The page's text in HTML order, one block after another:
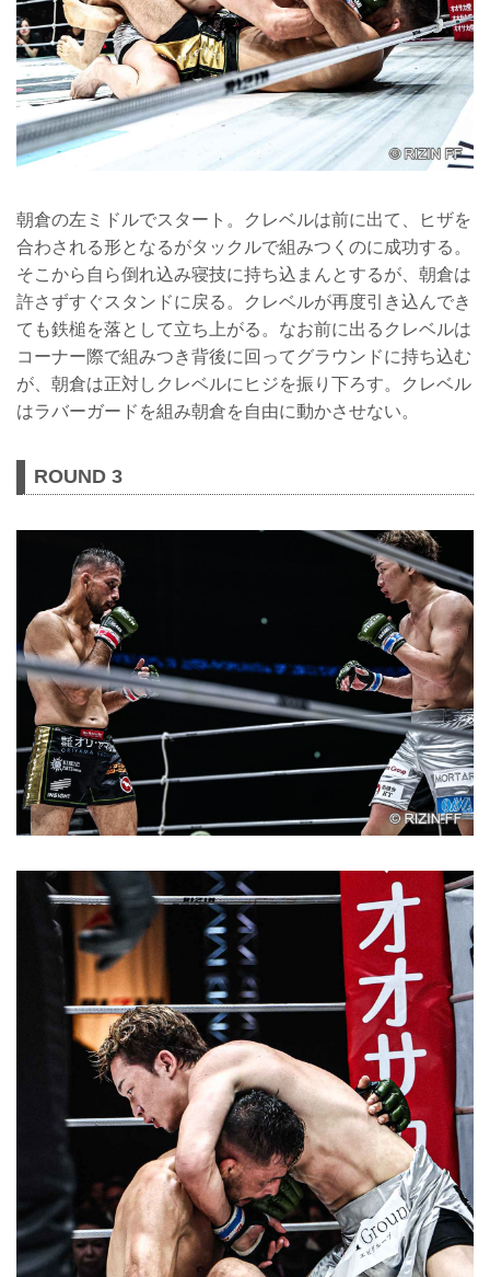
朝倉の左ミドルでスタート。クレベルは前に出て、ヒザを
合わされる形となるがタックルで組みつくのに成功する。
そこから自ら倒れ込み寝技に持ち込まんとするが、朝倉は
許さずすぐスタンドに戻る。クレベルが再度引き込んでき
ても鉄槌を落として立ち上がる。なお前に出るクレベルは
コーナー際で組みつき背後に回ってグラウンドに持ち込む
が、朝倉は正対しクレベルにヒジを振り下ろす。クレベル
はラバーガードを組み朝倉を自由に動かさせない。
ROUND 3